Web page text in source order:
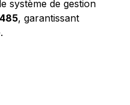
système de gestion
, garantissant